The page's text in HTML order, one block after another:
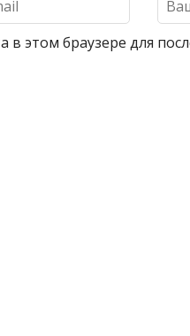
в этом браузере для